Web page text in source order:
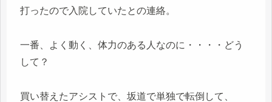
打ったので入院していたとの連絡。
一番、よく動く、体力のある人なのに・・・・どう
して？
買い替えたアシストで、坂道で単独で転倒して、